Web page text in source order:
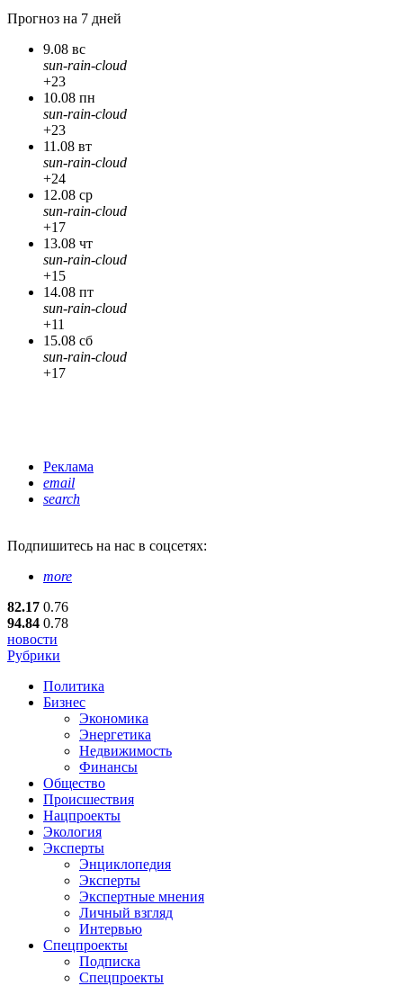
Прогноз на 7 дней
9.08 вс
sun-rain-cloud
+23
10.08 пн
sun-rain-cloud
+23
11.08 вт
sun-rain-cloud
+24
12.08 ср
sun-rain-cloud
+17
13.08 чт
sun-rain-cloud
+15
14.08 пт
sun-rain-cloud
+11
15.08 сб
sun-rain-cloud
+17
Реклама
email
search
Подпишитесь на нас в соцсетях:
more
82.17 0.76
94.84 0.78
новости
Рубрики
Политика
Бизнес
Экономика
Энергетика
Недвижимость
Финансы
Общество
Происшествия
Нацпроекты
Экология
Эксперты
Энциклопедия
Эксперты
Экспертные мнения
Личный взгляд
Интервью
Спецпроекты
Подписка
Спецпроекты